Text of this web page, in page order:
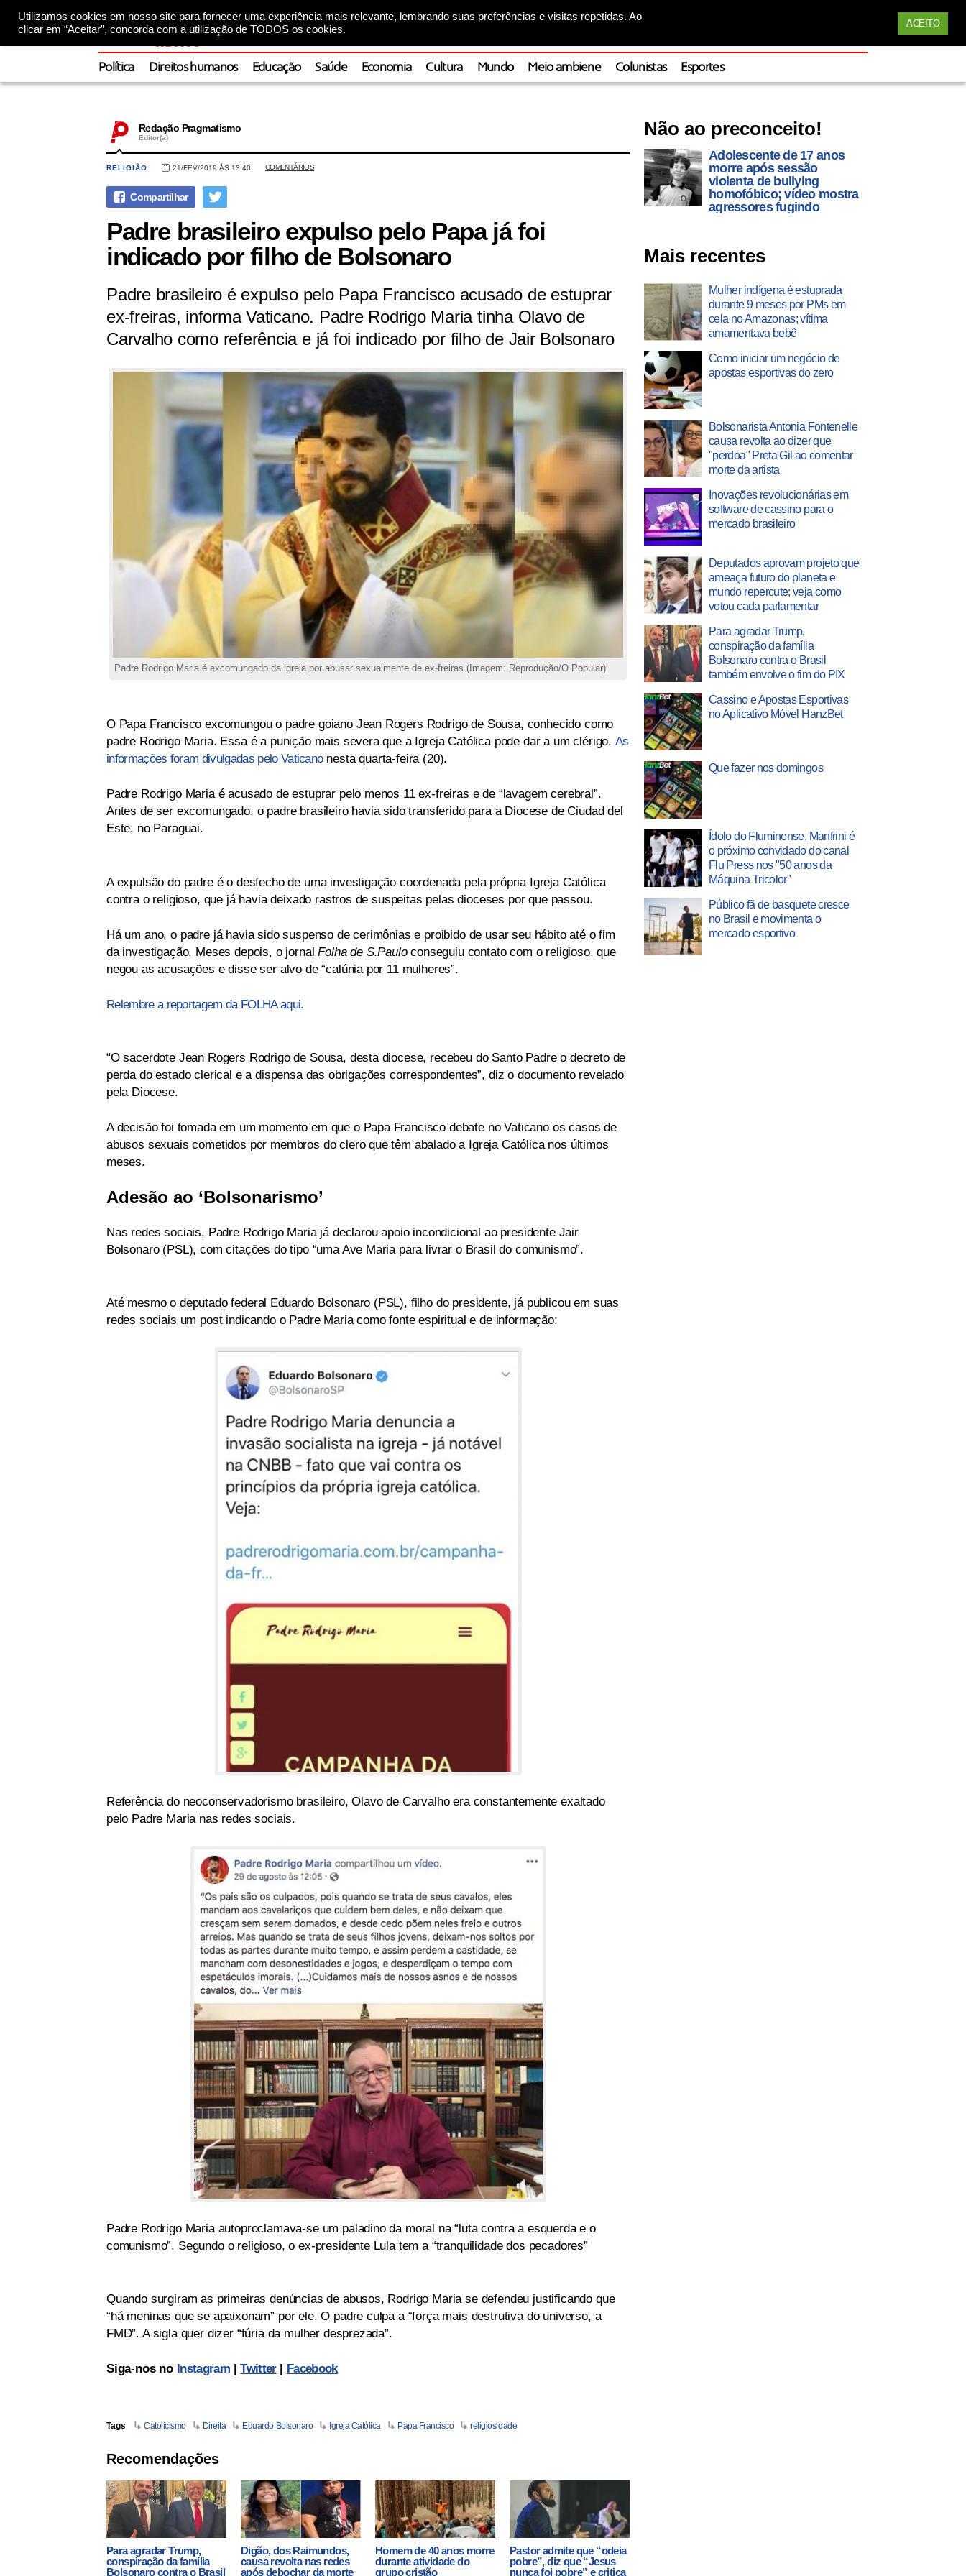
Utilizamos cookies em nosso site para fornecer uma experiência mais relevante, lembrando suas preferências e visitas repetidas. Ao
clicar em “Aceitar”, concorda com a utilização de TODOS os cookies.
ACEITO
Política Direitos humanos Educação Saúde Economia Cultura Mundo Meio ambiene Colunistas Esportes
Redação Pragmatismo
Editor(a)
RELIGIÃO 21/FEV/2019 ÀS 13:40 COMENTÁRIOS
Padre brasileiro expulso pelo Papa já foi
indicado por filho de Bolsonaro
Padre brasileiro é expulso pelo Papa Francisco acusado de estuprar
ex-freiras, informa Vaticano. Padre Rodrigo Maria tinha Olavo de
Carvalho como referência e já foi indicado por filho de Jair Bolsonaro
Padre Rodrigo Maria é excomungado da igreja por abusar sexualmente de ex-freiras (Imagem: Reprodução/O Popular)
O Papa Francisco excomungou o padre goiano Jean Rogers Rodrigo de Sousa, conhecido como
padre Rodrigo Maria. Essa é a punição mais severa que a Igreja Católica pode dar a um clérigo. As
informações foram divulgadas pelo Vaticanonesta quarta-feira (20).
Padre Rodrigo Maria é acusado de estuprar pelo menos 11 ex-freiras e de “lavagem cerebral”.
Antes de ser excomungado, o padre brasileiro havia sido transferido para a Diocese de Ciudad del
Este, no Paraguai.
A expulsão do padre é o desfecho de uma investigação coordenada pela própria Igreja Católica
contra o religioso, que já havia deixado rastros de suspeitas pelas dioceses por que passou.
Há um ano, o padre já havia sido suspenso de cerimônias e proibido de usar seu hábito até o fim
da investigação. Meses depois, o jornalFolha de S.Pauloconseguiu contato com o religioso, que
negou as acusações e disse ser alvo de “calúnia por 11 mulheres”.
Relembre a reportagem da FOLHA aqui.
“O sacerdote Jean Rogers Rodrigo de Sousa, desta diocese, recebeu do Santo Padre o decreto de
perda do estado clerical e a dispensa das obrigações correspondentes”, diz o documento revelado
pela Diocese.
A decisão foi tomada em um momento em que o Papa Francisco debate no Vaticano os casos de
abusos sexuais cometidos por membros do clero que têm abalado a Igreja Católica nos últimos
meses.
Adesão ao ‘Bolsonarismo’
Nas redes sociais, Padre Rodrigo Maria já declarou apoio incondicional ao presidente Jair
Bolsonaro (PSL), com citações do tipo “uma Ave Maria para livrar o Brasil do comunismo”.
Até mesmo o deputado federal Eduardo Bolsonaro (PSL), filho do presidente, já publicou em suas
redes sociais um post indicando o Padre Maria como fonte espiritual e de informação:
Referência do neoconservadorismo brasileiro, Olavo de Carvalho era constantemente exaltado
pelo Padre Maria nas redes sociais.
Padre Rodrigo Maria autoproclamava-se um paladino da moral na “luta contra a esquerda e o
comunismo”. Segundo o religioso, o ex-presidente Lula tem a “tranquilidade dos pecadores”
Quando surgiram as primeiras denúncias de abusos, Rodrigo Maria se defendeu justificando que
“há meninas que se apaixonam” por ele. O padre culpa a “força mais destrutiva do universo, a
FMD”. A sigla quer dizer “fúria da mulher desprezada”.
Siga-nos no Instagram|Twitter| Facebook
Tags Catolicismo Direita Eduardo Bolsonaro Igreja Católica Papa Francisco religiosidade
Recomendações
Para agradar Trump,
conspiração da família
Bolsonaro contra o Brasil
Digão, dos Raimundos,
causa revolta nas redes
após debochar da morte
Homem de 40 anos morre
durante atividade do
grupo cristão
Pastor admite que “odeia
pobre”, diz que “Jesus
nunca foi pobre” e critica
Não ao preconceito!
Adolescente de 17 anos
morre após sessão
violenta de bullying
homofóbico; vídeo mostra
agressores fugindo
Mais recentes
Mulher indígena é estuprada
durante 9 meses por PMs em
cela no Amazonas; vítima
amamentava bebê
Como iniciar um negócio de
apostas esportivas do zero
Bolsonarista Antonia Fontenelle
causa revolta ao dizer que
"perdoa" Preta Gil ao comentar
morte da artista
Inovações revolucionárias em
software de cassino para o
mercado brasileiro
Deputados aprovam projeto que
ameaça futuro do planeta e
mundo repercute; veja como
votou cada parlamentar
Para agradar Trump,
conspiração da família
Bolsonaro contra o Brasil
também envolve o fim do PIX
Cassino e Apostas Esportivas
no Aplicativo Móvel HanzBet
Que fazer nos domingos
Ídolo do Fluminense, Manfrini é
o próximo convidado do canal
Flu Press nos "50 anos da
Máquina Tricolor"
Público fã de basquete cresce
no Brasil e movimenta o
mercado esportivo